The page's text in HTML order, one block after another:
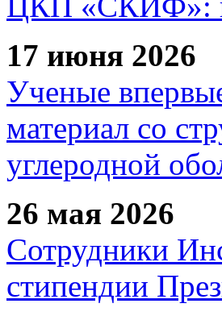
17 июня 2026
Ученые
материал со
углеродной
26 мая 2026
Сотрудники
стипендии